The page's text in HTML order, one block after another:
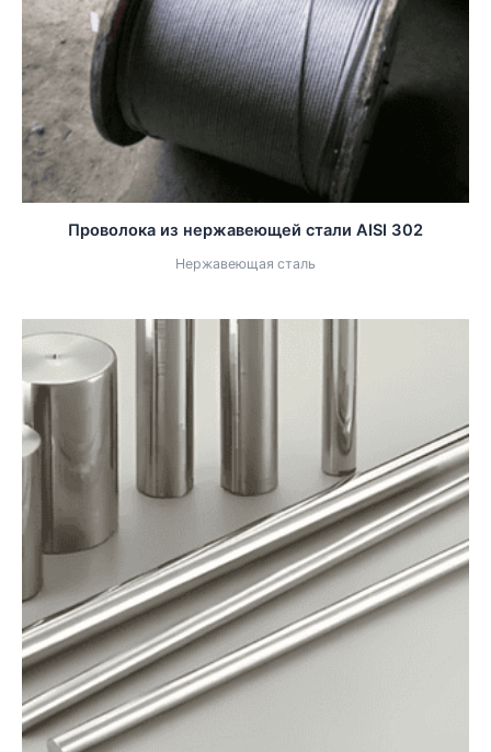
Проволока из нержавеющей стали AISI 302
Нержавеющая сталь